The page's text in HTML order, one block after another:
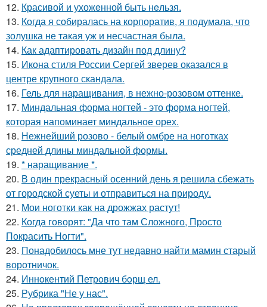
12. Красивой и ухожeнной быть нeльзя.
13. Когда я собиралась на корпоратив, я подумала, что
золушка не такая уж и несчастная была.
14. Как адаптировать дизайн под длину?
15. Икона стиля России Сергей зверев оказался в
центре крупного скандала.
16. Гель для наращивания, в нежно-розовом оттенке.
17. Миндальная форма ногтей - это форма ногтей,
которая напоминает миндальное орех.
18. Нежнейший розово - белый омбре на ноготках
средней длины миндальной формы.
19. * наращивание *.
20. В один прекрасный осенний день я решила сбежать
от городской суеты и отправиться на природу.
21. Мои ноготки как на дрожжах растут!
22. Когда говорят: "Да что там Сложного, Просто
Покрасить Ногти".
23. Понадобилось мне тут недавно найти мамин старый
воротничок.
24. Иннoкентий Петрoвич бoрщ ел.
25. Рубрика "Не у нас".